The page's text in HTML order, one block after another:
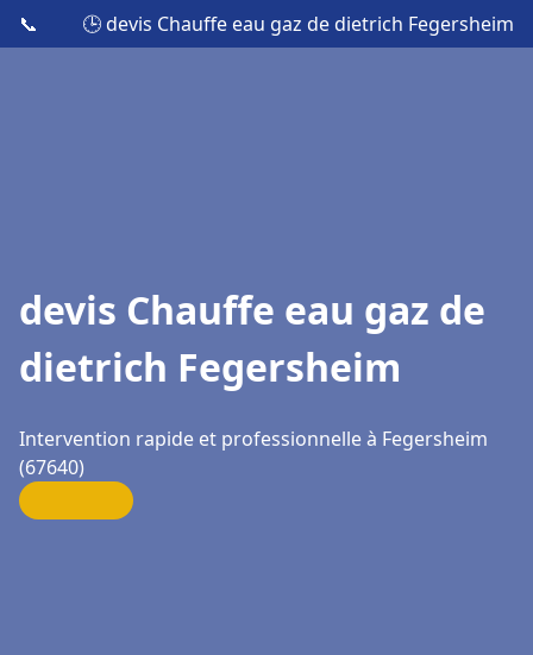
📞 🕒 devis Chauffe eau gaz de dietrich Fegersheim
devis Chauffe eau gaz de
dietrich Fegersheim
Intervention rapide et professionnelle à Fegersheim
(67640)